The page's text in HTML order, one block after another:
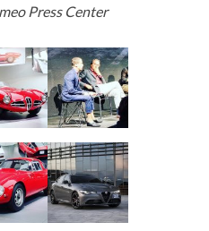
Press Center